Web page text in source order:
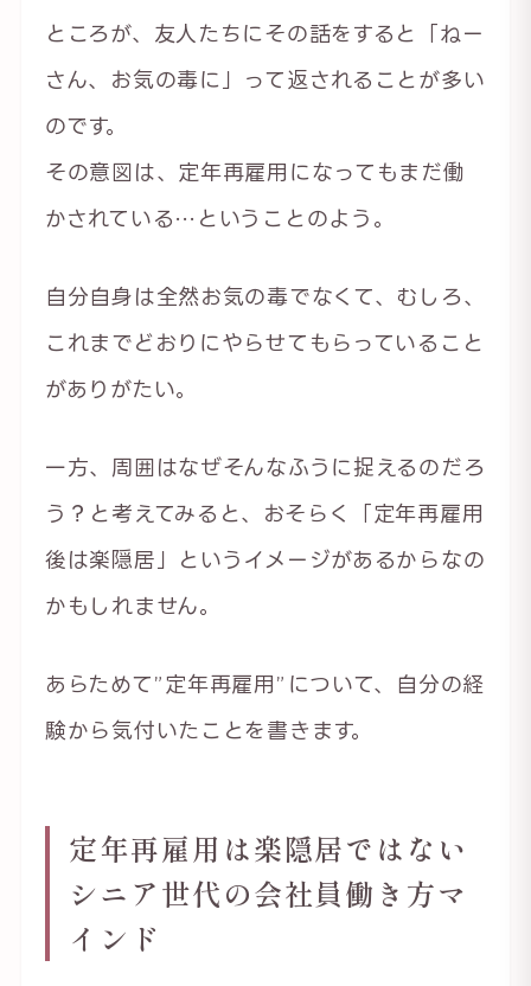
ところが、友人たちにその話をすると「ねー
さん、お気の毒に」って返されることが多い
のです。
その意図は、定年再雇用になってもまだ働
かされている…ということのよう。
自分自身は全然お気の毒でなくて、むしろ、
これまでどおりにやらせてもらっていること
がありがたい。
一方、周囲はなぜそんなふうに捉えるのだろ
う？と考えてみると、おそらく「定年再雇用
後は楽隠居」というイメージがあるからなの
かもしれません。
あらためて”定年再雇用”について、自分の経
験から気付いたことを書きます。
定年再雇用は楽隠居ではない
シニア世代の会社員働き方マ
インド